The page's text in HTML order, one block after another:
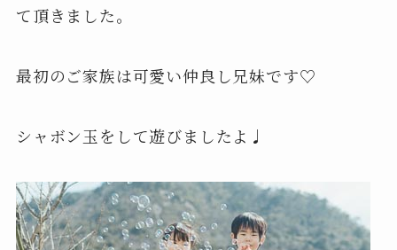
て頂きました。
最初のご家族は可愛い仲良し兄妹です♡
シャボン玉をして遊びましたよ♩